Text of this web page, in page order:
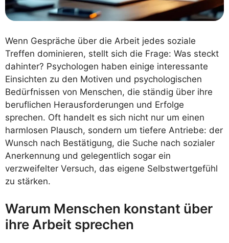
Wenn Gespräche über die Arbeit jedes soziale
Treffen dominieren, stellt sich die Frage: Was steckt
dahinter? Psychologen haben einige interessante
Einsichten zu den Motiven und psychologischen
Bedürfnissen von Menschen, die ständig über ihre
beruflichen Herausforderungen und Erfolge
sprechen. Oft handelt es sich nicht nur um einen
harmlosen Plausch, sondern um tiefere Antriebe: der
Wunsch nach Bestätigung, die Suche nach sozialer
Anerkennung und gelegentlich sogar ein
verzweifelter Versuch, das eigene Selbstwertgefühl
zu stärken.
Warum Menschen konstant über
ihre Arbeit sprechen